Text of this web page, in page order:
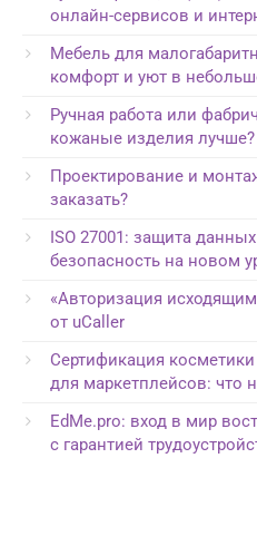
онлайн-сервисов и
Мебель для
комфорт и уют в
Ручная работа или
кожаные изделия лучше?
Проектирование и
заказать?
ISO 27001: защита
безопасность на новом
«Авторизация
от uCaller
Сертификация
для маркетплейсов: что
EdMe.pro: вход в мир
с гарантией